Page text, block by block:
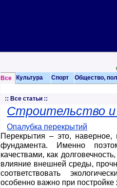
Все Культура Спорт Общество,
:: Все статьи ::
Строительство
Опалубка перекрытий
Перекрытия – это, наверное,
фундамента. Именно
качествами, как
влияние внешней среды,
соответствовать
особенно важно при